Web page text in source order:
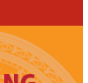
HỘI NGHỊ
tri sau kỳ họp
Ca
TẶNG QUÀ GIA
THÔN LÂM CA VÀ